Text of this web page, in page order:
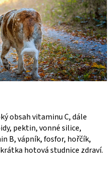
obsah vitaminu C, dále
pektin, vonné silice,
B, vápník, fosfor, hořčík,
hotová studnice zdraví.